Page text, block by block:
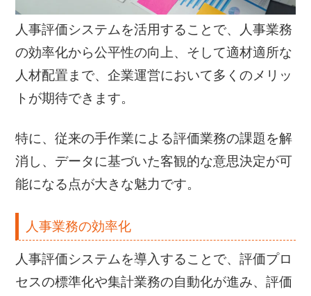
人事評価システムを活用することで、人事業務
の効率化から公平性の向上、そして適材適所な
人材配置まで、企業運営において多くのメリッ
トが期待できます。
特に、従来の手作業による評価業務の課題を解
消し、データに基づいた客観的な意思決定が可
能になる点が大きな魅力です。
人事業務の効率化
人事評価システムを導入することで、評価プロ
セスの標準化や集計業務の自動化が進み、評価